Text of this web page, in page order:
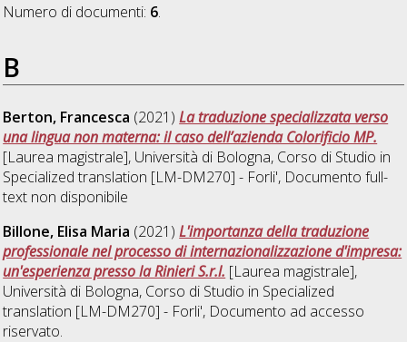
Numero di documenti: 6.
B
Berton, Francesca (2021)La traduzione specializzata verso
una lingua non materna: il caso dell’azienda Colorificio MP.
[Laurea magistrale], Università di Bologna, Corso di Studio in
Specialized translation [LM-DM270] - Forli', Documento full-
text non disponibile
Billone, Elisa Maria (2021)L'importanza della traduzione
professionale nel processo di internazionalizzazione d'impresa:
un'esperienza presso la Rinieri S.r.l. [Laurea magistrale],
Università di Bologna, Corso di Studio in Specialized
translation [LM-DM270] - Forli', Documento ad accesso
riservato.